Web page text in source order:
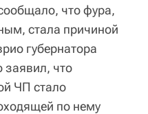
что фура,
стала причиной
губернатора
что
ЧП стало
по нему